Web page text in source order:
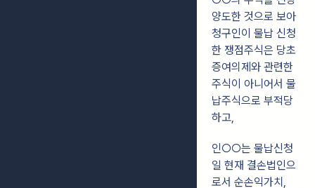
양도한 것으로 보아
청구인이 물납 신청
한 쟁점주식은 당초
증여의제와 관련한
주식이 아니어서 물
납주식으로 부적당
하고,
인○○는 물납신청
일 현재 결손법인으
로서 순손익가치,